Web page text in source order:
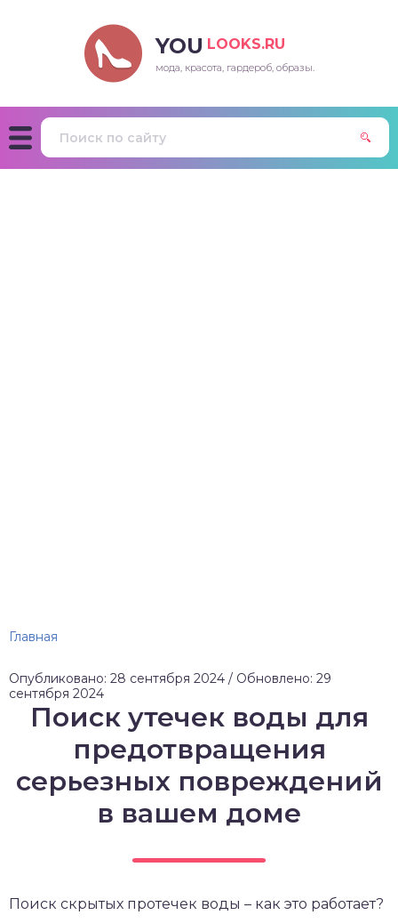
YOU LOOKS.RU
мода, красота, гардероб, образы.
Главная
Опубликовано: 28 сентября 2024 / Обновлено: 29
сентября 2024
Поиск утечек воды для
предотвращения
серьезных повреждений
в вашем доме
Поиск скрытых протечек воды – как это работает?